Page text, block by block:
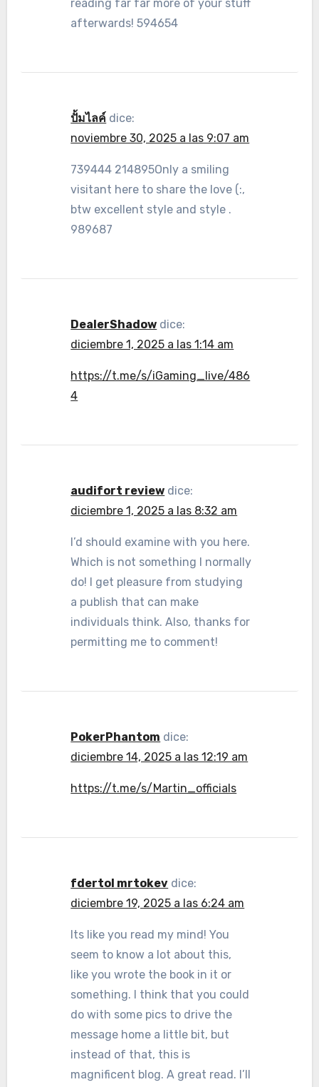
reading far far more of your stuff
afterwards! 594654
ปั้มไลค์ dice:
noviembre 30, 2025 a las 9:07 am
739444 214895Only a smiling
visitant here to share the love (:,
btw excellent style and style .
989687
DealerShadow dice:
diciembre 1, 2025 a las 1:14 am
https://t.me/s/iGaming_live/486
4
audifort review dice:
diciembre 1, 2025 a las 8:32 am
I’d should examine with you here.
Which is not something I normally
do! I get pleasure from studying
a publish that can make
individuals think. Also, thanks for
permitting me to comment!
PokerPhantom dice:
diciembre 14, 2025 a las 12:19 am
https://t.me/s/Martin_officials
fdertol mrtokev dice:
diciembre 19, 2025 a las 6:24 am
Its like you read my mind! You
seem to know a lot about this,
like you wrote the book in it or
something. I think that you could
do with some pics to drive the
message home a little bit, but
instead of that, this is
magnificent blog. A great read. I’ll